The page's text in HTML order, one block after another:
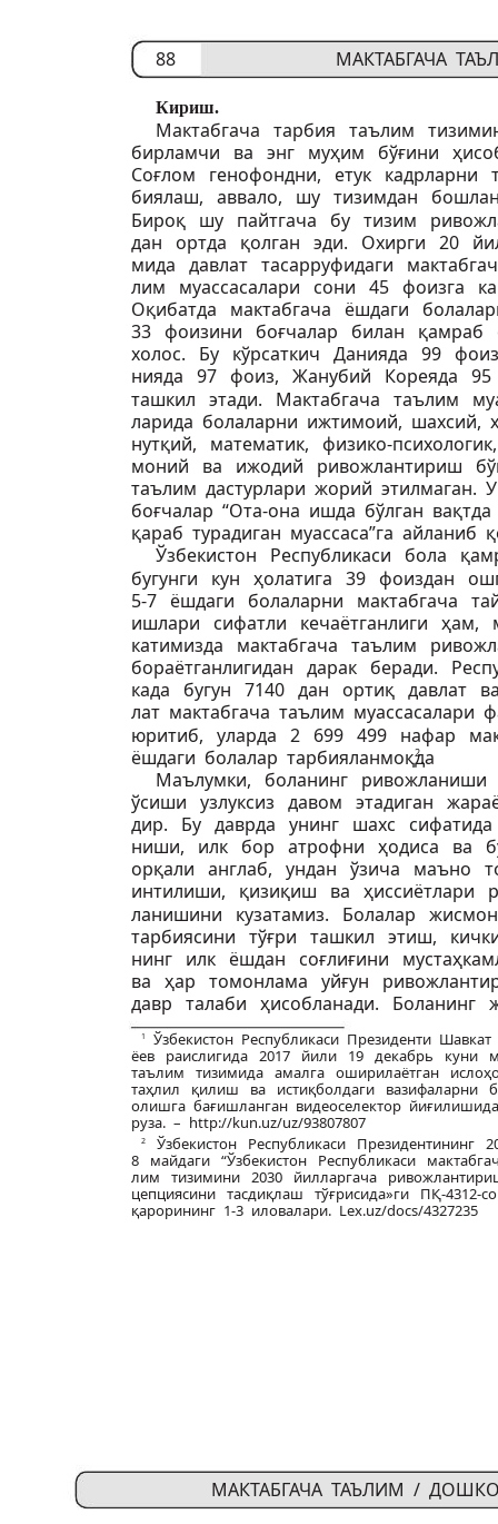
Кириш.
Мактабгача тарбия таълим
бирламчи ва энг муҳим бўғини
Соғлом генофондни, етук кадрларни
биялаш, аввало, шу тизимдан
Бироқ шу пайтгача бу тизим
дан ортда қолган эди. Охирги 20
мида давлат тасарруфидаги
лим муассасалари сони 45 фоизга
Оқибатда мактабгача ёшдаги
33 фоизини боғчалар билан қамраб
холос. Бу кўрсаткич Данияда 99
нияда 97 фоиз, Жанубий Кореяда
ташкил этади. Мактабгача таълим
ларида болаларни ижтимоий, шахсий,
нутқий, математик, физико-
моний ва ижодий ривожлантириш
таълим дастурлари жорий этилмаган.
боғчалар “Ота-она ишда бўлган
қараб турадиган муассаса”га айланиб
Ўзбекистон Республикаси бола
бугунги кун ҳолатига 39 фоиздан
5-7 ёшдаги болаларни мактабгача
ишлари сифатли кечаётганлиги ҳам,
катимизда мактабгача таълим
бораётганлигидан дарак беради.
када бугун 7140 дан ортиқ давлат
лат мактабгача таълим муассасалари
юритиб, уларда 2 699 499 нафар
ёшдаги болалар тарбияланмоқда
2.
Маълумки, боланинг
ўсиши узлуксиз давом этадиган
дир. Бу даврда унинг шахс
ниши, илк бор атрофни ҳодиса ва
орқали англаб, ундан ўзича маъно
интилиши, қизиқиш ва ҳиссиётлари
ланишини кузатамиз. Болалар
тарбиясини тўғри ташкил этиш,
нинг илк ёшдан соғлиғини
ва ҳар томонлама уйғун
давр талаби ҳисобланади. Боланинг
1
Ўзбекистон Республикаси Президенти
ёев раислигида 2017 йили 19 декабрь куни
таълим тизимида амалга оширилаётган
таҳлил қилиш ва истиқболдаги вазифаларни
олишга бағишланган видеоселектор
руза. – http://kun.uz/uz/93807807
2
Ўзбекистон Республикаси Президентининг
8 майдаги “Ўзбекистон Республикаси
лим тизимини 2030 йилларгача
цепциясини тасдиқлаш тўғрисида»ги ПҚ-4312-
қарорининг 1-3 иловалари. Lex.uz/docs/4327235
88 МАКТАБГАЧА
МАКТАБГАЧА ТАЪЛИМ /